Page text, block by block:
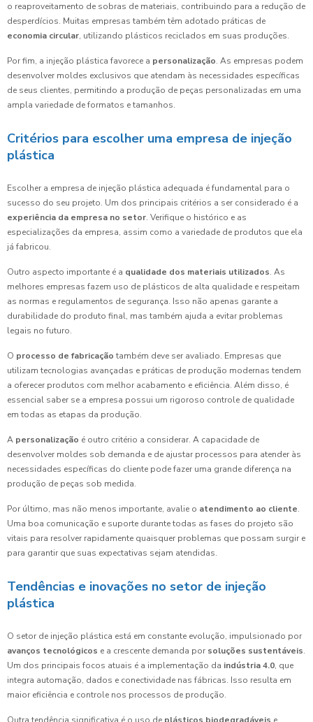
o reaproveitamento de sobras de materiais, contribuindo para a redução de
desperdícios. Muitas empresas também têm adotado práticas de
economia circular, utilizando plásticos reciclados em suas produções.
Por fim, a injeção plástica favorece a personalização. As empresas podem
desenvolver moldes exclusivos que atendam às necessidades específicas
de seus clientes, permitindo a produção de peças personalizadas em uma
ampla variedade de formatos e tamanhos.
Critérios para escolher uma empresa de injeção
plástica
Escolher a empresa de injeção plástica adequada é fundamental para o
sucesso do seu projeto. Um dos principais critérios a ser considerado é a
experiência da empresa no setor. Verifique o histórico e as
especializações da empresa, assim como a variedade de produtos que ela
já fabricou.
Outro aspecto importante é a qualidade dos materiais utilizados. As
melhores empresas fazem uso de plásticos de alta qualidade e respeitam
as normas e regulamentos de segurança. Isso não apenas garante a
durabilidade do produto final, mas também ajuda a evitar problemas
legais no futuro.
O processo de fabricação também deve ser avaliado. Empresas que
utilizam tecnologias avançadas e práticas de produção modernas tendem
a oferecer produtos com melhor acabamento e eficiência. Além disso, é
essencial saber se a empresa possui um rigoroso controle de qualidade
em todas as etapas da produção.
A personalização é outro critério a considerar. A capacidade de
desenvolver moldes sob demanda e de ajustar processos para atender às
necessidades específicas do cliente pode fazer uma grande diferença na
produção de peças sob medida.
Por último, mas não menos importante, avalie o atendimento ao cliente.
Uma boa comunicação e suporte durante todas as fases do projeto são
vitais para resolver rapidamente quaisquer problemas que possam surgir e
para garantir que suas expectativas sejam atendidas.
Tendências e inovações no setor de injeção
plástica
O setor de injeção plástica está em constante evolução, impulsionado por
avanços tecnológicos e a crescente demanda por soluções sustentáveis.
Um dos principais focos atuais é a implementação da indústria 4.0, que
integra automação, dados e conectividade nas fábricas. Isso resulta em
maior eficiência e controle nos processos de produção.